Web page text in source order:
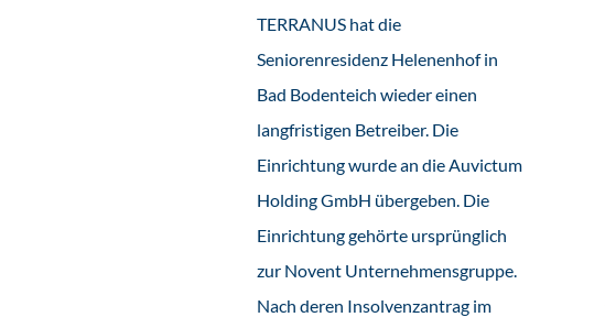
TERRANUS hat die
Seniorenresidenz Helenenhof in
Bad Bodenteich wieder einen
langfristigen Betreiber. Die
Einrichtung wurde an die Auvictum
Holding GmbH übergeben. Die
Einrichtung gehörte ursprünglich
zur Novent Unternehmensgruppe.
Nach deren Insolvenzantrag im